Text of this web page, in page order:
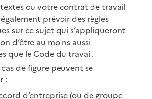
textes ou votre contrat de travail
prévoir des règles
sur ce sujet qui s’appliqueront
d’être au moins aussi
que le Code du travail.
cas de figure peuvent se
:
d’entreprise (ou de groupe